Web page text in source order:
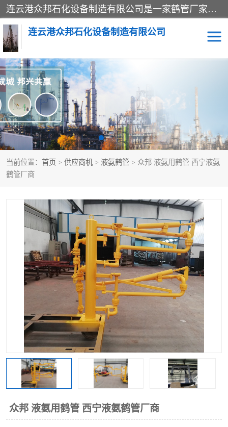
连云港众邦石化设备制造有限公司是一家鹤管厂家主营：鹤管、装车鹤管等，是致力于石油、石化等流体装卸设备(主要产品如鹤管、输油臂、脱缆钩等)的咨询、设计、制造、检测、安装指导、系统调试、维修维护等业务的公司。
连云港众邦石化设备制造有限公司
当前位置： 首页 > 供应商机 > 液氨鹤管 > 众邦 液氨用鹤管 西宁液氨
鹤管厂商
众邦 液氨用鹤管 西宁液氨鹤管厂商
鹤管 顶部装卸鹤管
底部装卸鹤管 LNG低温鹤管
液氨鹤管 液化气鹤管
鹤管配件 活动梯栈台
撬装系统设备 装车鹤管